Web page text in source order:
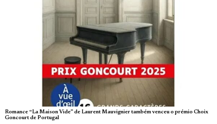
Romance “La Maison Vide” de Laurent Mauvignier também venceu o prémio Choix
Goncourt de Portugal